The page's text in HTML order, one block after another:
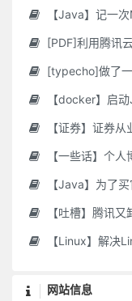
【Java】记一
[PDF]利用腾讯
[typecho]做了
【docker】启
【证券】证券
【一些话】个人
【Java】为了
【吐槽】腾讯又
【Linux】解决
网站信息